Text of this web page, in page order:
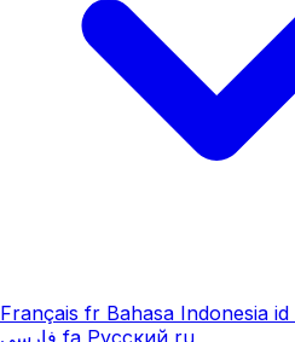
Français fr Bahasa Indonesia id
فارسی fa Русский ru